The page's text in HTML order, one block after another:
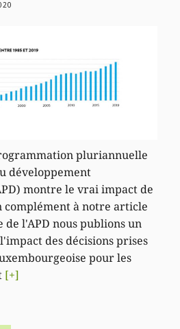
pluriannuelle
développement
montre le vrai impact de
complément à notre article
de l'APD nous publions un
des décisions prises
pour les
[+]